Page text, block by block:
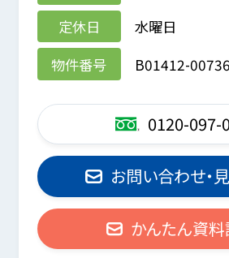
定休日
水曜日
物件番号
B01412-
0120-097-
お問い合わせ・
かんたん資